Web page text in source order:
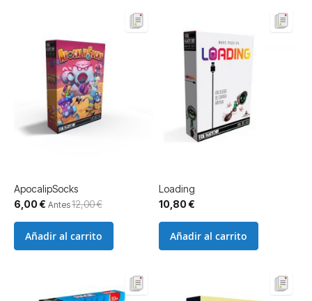
ApocalipSocks
Precio
especial
6,00 € Antes12,00 €
Añadir al carrito
Loading
10,80 €
Añadir al carrito